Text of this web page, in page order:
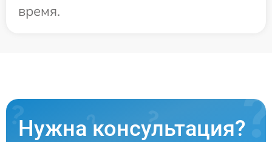
время.
Нужна консультация?